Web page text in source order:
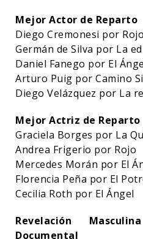
Mejor Actor de Reparto
Diego Cremonesi por Rojo
Germán de Silva por La
Daniel Fanego por El
Arturo Puig por Camino
Diego Velázquez por La
Mejor Actriz de Reparto
Graciela Borges por La
Andrea Frigerio por Rojo
Mercedes Morán por El
Florencia Peña por El
Cecilia Roth por El Ángel
Revelación
Documental